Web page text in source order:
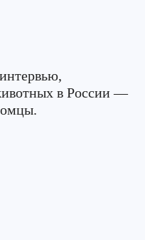
в России —